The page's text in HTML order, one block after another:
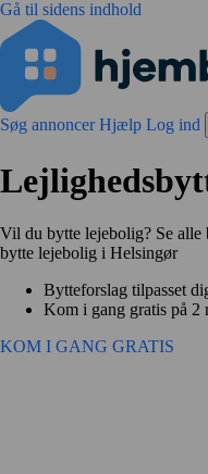
Gå til sidens indhold
Søg annoncerHjælp Log ind
Vil du bytte lejebolig? Se alle
bytte lejebolig i Helsingør
Bytteforslag tilpasset
Kom i gang gratis på 2
KOM I GANG GRATIS